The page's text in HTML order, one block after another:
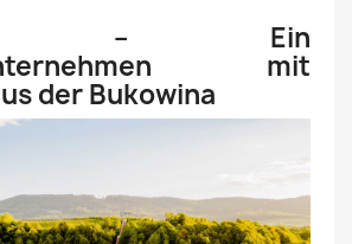
– Ein
mit
der Bukowina